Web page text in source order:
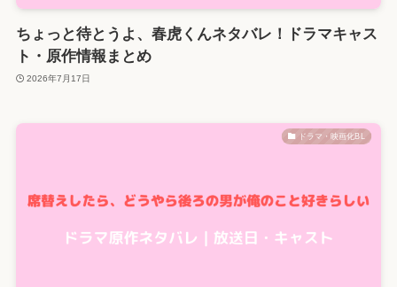
ちょっと待とうよ、春虎くんネタバレ！ドラマキャス
ト・原作情報まとめ
2026年7月17日
ドラマ・映画化BL